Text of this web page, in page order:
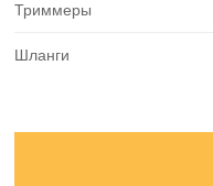
Триммеры
Шланги